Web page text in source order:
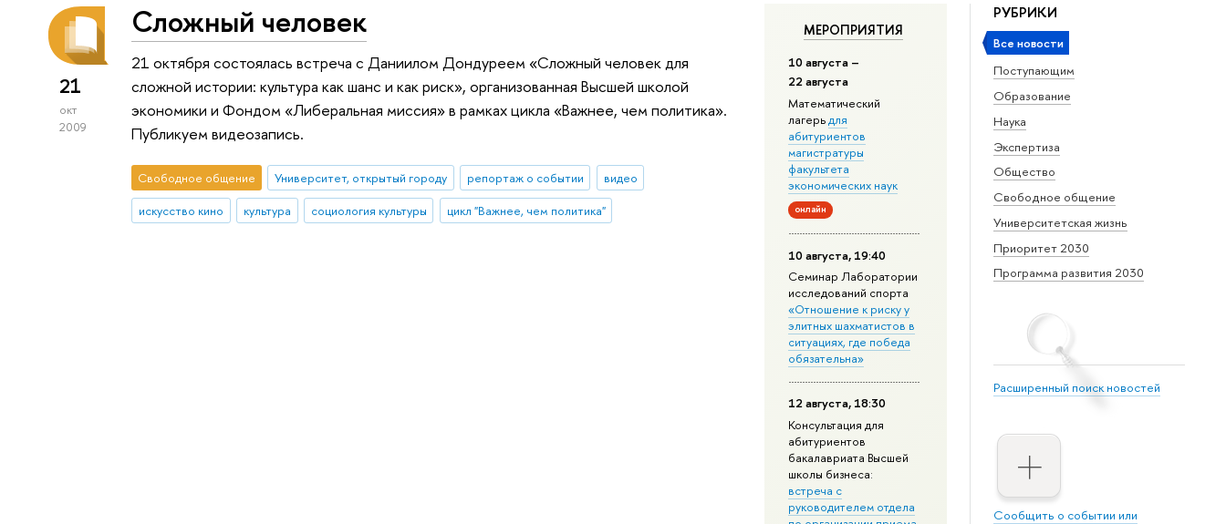
РУБРИКИ
Все новости
Поступающим
Образование
Наука
Экспертиза
Общество
Свободное общение
Университетская жизнь
Приоритет 2030
Программа развития 2030
Расширенный поиск новостей
Сообщить о событии или
МЕРОПРИЯТИЯ
10 августа –
22 августа
Математический
лагерьдля
абитуриентов
магистратуры
факультета
экономических наук
онлайн
10 августа, 19:40
Семинар Лаборатории
исследований спорта
«Отношение к риску у
элитных шахматистов в
ситуациях, где победа
обязательна»
12 августа, 18:30
Консультация для
абитуриентов
бакалавриата Высшей
школы бизнеса:
встреча с
руководителем отдела
21
окт
2009
Сложный человек
21 октября состоялась встреча с Даниилом Дондуреем «Сложный человек для
сложной истории: культура как шанс и как риск», организованная Высшей школой
экономики и Фондом «Либеральная миссия» в рамках цикла «Важнее, чем политика».
Публикуем видеозапись.
Свободное общение Университет, открытый городу репортаж о событии
видео
искусство кино
культура социология культуры цикл "Важнее, чем политика"